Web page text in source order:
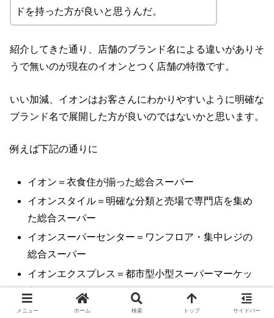
ドを持った方が良いと思うんだ。
紹介してきた通り、店舗のブランド名による違いがありそ
うで無いのが現在のイオンとつく店舗の特徴です。
いい加減、イオンはお客さんにわかりやすいように明確な
ブランド名で展開した方が良いのではないかと思います。
例えば下記の通りに
イオン＝衣食住が揃った総合スーパー
イオンスタイル＝明確な分類と売場で専門店を集め
た総合スーパー
イオンスーパーセンター＝ワンフロア・集中レジの
総合スーパー
イオンエクスプレス＝都市型小型スーパーマーケッ
ト
マックスバリュ＝食品・日用雑貨品のみのスーパー
メニュー ホーム 検索 トップ サイドバー